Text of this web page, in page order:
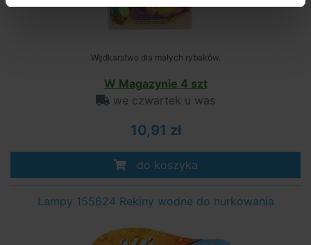
Wędkarstwo dla małych rybaków.
W Magazynie 4 szt
we czwartek u was
10,91 zł
do koszyka
Lampy 155624 Rekiny wodne do nurkowania